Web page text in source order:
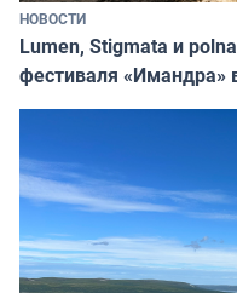
НОВОСТИ
Lumen, Stigmata и
фестиваля «Имандра»